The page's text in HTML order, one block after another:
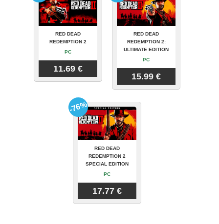
RED DEAD
REDEMPTION 2
PC
11.69 €
RED DEAD
REDEMPTION 2:
ULTIMATE EDITION
PC
15.99 €
RED DEAD
REDEMPTION 2
SPECIAL EDITION
PC
17.77 €
-76%